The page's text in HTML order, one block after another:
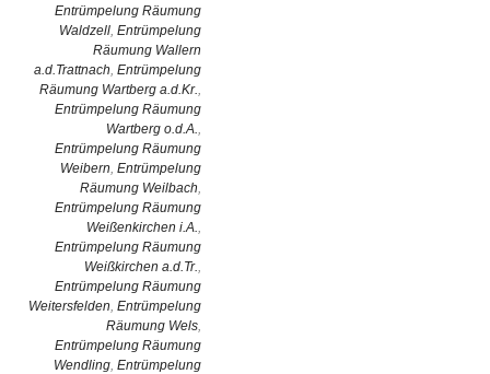
Entrümpelung Räumung
Waldzell, Entrümpelung
Räumung Wallern
a.d.Trattnach, Entrümpelung
Räumung Wartberg a.d.Kr.,
Entrümpelung Räumung
Wartberg o.d.A.,
Entrümpelung Räumung
Weibern, Entrümpelung
Räumung Weilbach,
Entrümpelung Räumung
Weißenkirchen i.A.,
Entrümpelung Räumung
Weißkirchen a.d.Tr.,
Entrümpelung Räumung
Weitersfelden, Entrümpelung
Räumung Wels,
Entrümpelung Räumung
Wendling, Entrümpelung